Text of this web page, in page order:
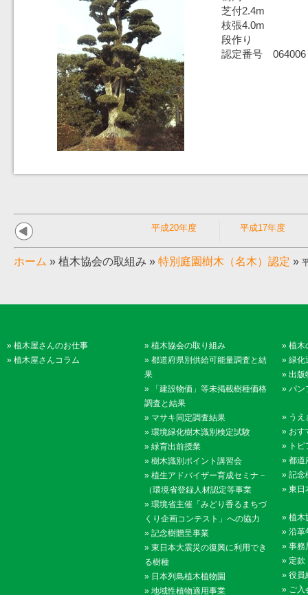
芝付2.4m
枝張4.0m
段作り
認定番号 064006
平成20年度 平成17年度
ホーム » 植木協会の取組み » 特別庭園樹木（名木）認定 »
» 植木屋さんのお仕事
» 植木屋さんコラム
» 植木協会の取り組み
» 都道府県別供給可能量調査と結
果
»
「建設物価」等未掲載樹種価格
調査と結果
» マサキ同定調査結果
» 環境緑化樹木識別検定試験
» 緑育出前授業
» 樹木識別ポイント講習会
» 植生アドバイザー育成セミナ－
（環境省登録人材認定等事業
» 環境省主催「みどり香るまちづ
くり企画コンテスト」への協力
» 記念樹贈呈事業
» 東日本大震災の復興に利用でき
る樹種
» 日本列島植木植物園
» 地域性植物適用事業
» 植木
» 緑化
» 出版
» パン
» うえ
» おす
» ト
» 都道
» 記念
» 東日
» 植木
» 沿革
» 事務
» 定款
» 役員
» ご入